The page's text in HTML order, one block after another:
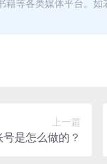
籍等各类媒体平台。
上一篇
是怎么做的？